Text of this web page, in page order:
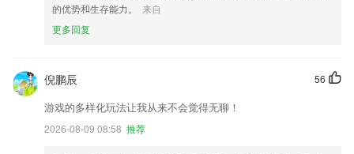
的优势和生存能力。
来自
更多回复
56
倪鹏辰
游戏的多样化玩法让我从来不会觉得无聊！
2026-08-09 08:58 推荐